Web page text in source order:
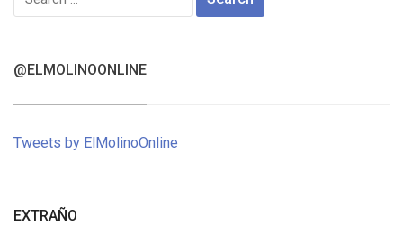
for:
@ELMOLINOONLINE
Tweets by ElMolinoOnline
EXTRAÑO